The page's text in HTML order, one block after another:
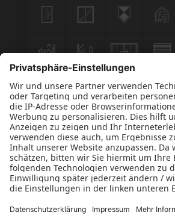
  
   
   
Datenschutz Impressum
Optima Fenster & Türen